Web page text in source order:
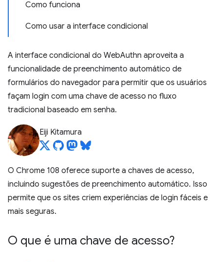
Como funciona
Como usar a interface condicional
A interface condicional do WebAuthn aproveita a
funcionalidade de preenchimento automático de
formulários do navegador para permitir que os usuários
façam login com uma chave de acesso no fluxo
tradicional baseado em senha.
Eiji Kitamura
O Chrome 108 oferece suporte a chaves de acesso,
incluindo sugestões de preenchimento automático. Isso
permite que os sites criem experiências de login fáceis e
mais seguras.
O que é uma chave de acesso?